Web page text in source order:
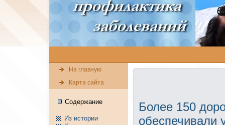
На главную
Карта сайта
Содержание
Из истории
Более 150
обеспечивали